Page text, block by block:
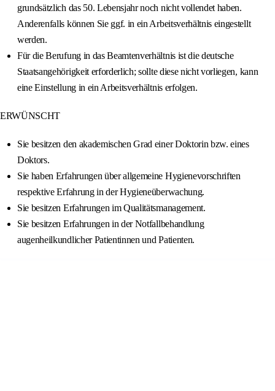
grundsätzlich das 50. Lebensjahr noch nicht vollendet haben.
Anderenfalls können Sie ggf. in ein Arbeitsverhältnis eingestellt
werden.
Für die Berufung in das Beamtenverhältnis ist die deutsche
Staatsangehörigkeit erforderlich; sollte diese nicht vorliegen, kann
eine Einstellung in ein Arbeitsverhältnis erfolgen.
ERWÜNSCHT
Sie besitzen den akademischen Grad einer Doktorin bzw. eines
Doktors.
Sie haben Erfahrungen über allgemeine Hygienevorschriften
respektive Erfahrung in der Hygieneüberwachung.
Sie besitzen Erfahrungen im Qualitätsmanagement.
Sie besitzen Erfahrungen in der Notfallbehandlung
augenheilkundlicher Patientinnen und Patienten.